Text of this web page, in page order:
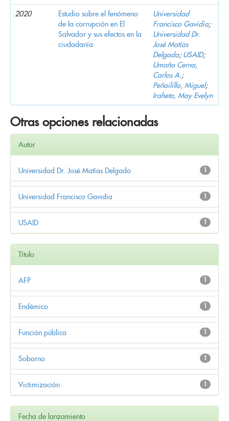
2020
Estudio sobre el fenómeno
de la corrupción en El
Salvador y sus efectos en la
ciudadanía
Universidad
Francisco Gavidia;
Universidad Dr.
José Matías
Delgado; USAID;
Umaña Cerna,
Carlos A.;
Peñailillo, Miguel;
Iraheta, May Evelyn
Otras opciones relacionadas
Autor
1
Universidad Dr. José Matías Delgado
1
Universidad Francisco Gavidia
1
USAID
Título
1
AFP
1
Endémico
1
Función pública
1
Soborno
1
Victimización
Fecha de lanzamiento